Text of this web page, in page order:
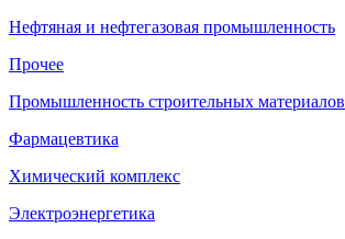
Нефтяная и нефтегазовая промышленность
Прочее
Промышленность строительных материалов
Фармацевтика
Химический комплекс
Электроэнергетика